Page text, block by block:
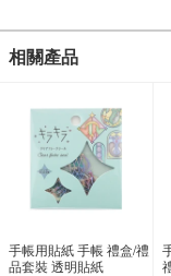
新產品# #鋁箔貼紙# #亮
English
相關產品
手帳用貼紙 手帳 禮盒/禮
品套裝 透明貼紙